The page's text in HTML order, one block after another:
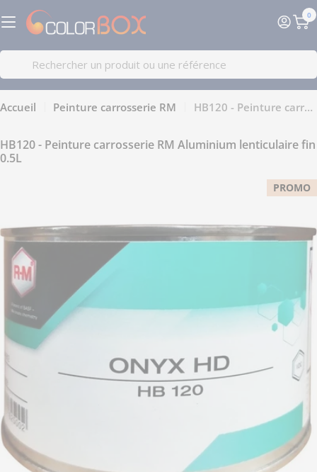
Passer
au
Recherche
0
Accueil Peinture carrosserie RM HB120 - Peinture carrosserie RM Aluminium lenticulaire fin 0.5L
HB120 - Peinture carrosserie RM Aluminium lenticulaire fin
0.5L
PROMO
aux
informations
sur
produit
le média 0 en mode modal